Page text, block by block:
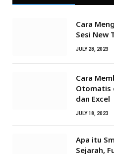
Cara
Sesi New
JULY 28, 2023
Cara
Otomatis
dan Excel
JULY 18, 2023
Apa itu
Sejarah,